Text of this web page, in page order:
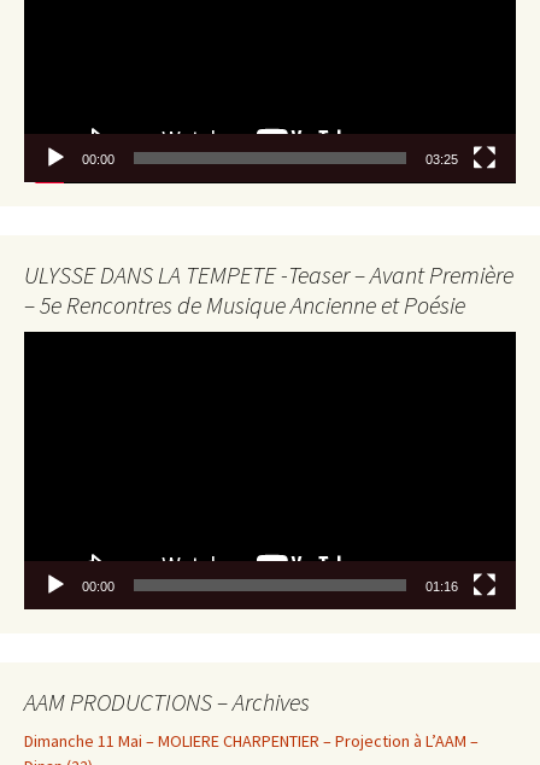
00:00 03:25
ULYSSE DANS LA TEMPETE -Teaser – Avant Première
– 5e Rencontres de Musique Ancienne et Poésie
00:00 01:16
AAM PRODUCTIONS – Archives
Dimanche 11 Mai – MOLIERE CHARPENTIER – Projection à L’AAM –